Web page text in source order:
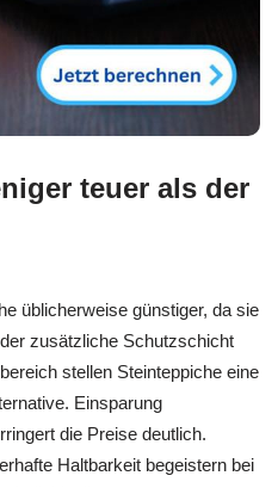
teuer als der
üblicherweise günstiger, da sie
zusätzliche Schutzschicht
stellen Steinteppiche eine
Einsparung
die Preise deutlich.
Haltbarkeit begeistern bei